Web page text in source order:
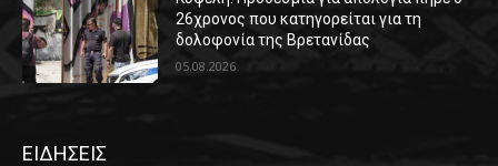
26χρονος που κατηγορείται για τη
δολοφονία της Βρετανίδας
05.08.2026
ΕΙΔΗΣΕΙΣ